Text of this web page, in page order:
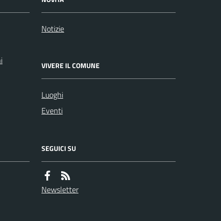
Notizie
VIVERE IL COMUNE
Luoghi
Eventi
SEGUICI SU
Newsletter